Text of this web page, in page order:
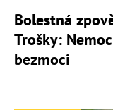
Bolestná
Trošky:
bezmoci